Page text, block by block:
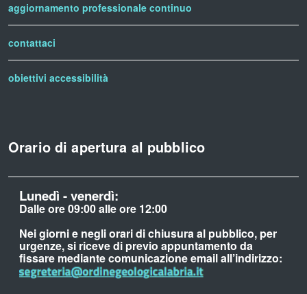
aggiornamento professionale continuo
contattaci
obiettivi accessibilità
Orario di apertura al pubblico
Lunedì - venerdì:
Dalle ore 09:00 alle ore 12:00
Nei giorni e negli orari di chiusura al pubblico, per
urgenze, si riceve di previo appuntamento da
fissare mediante comunicazione email all’indirizzo: